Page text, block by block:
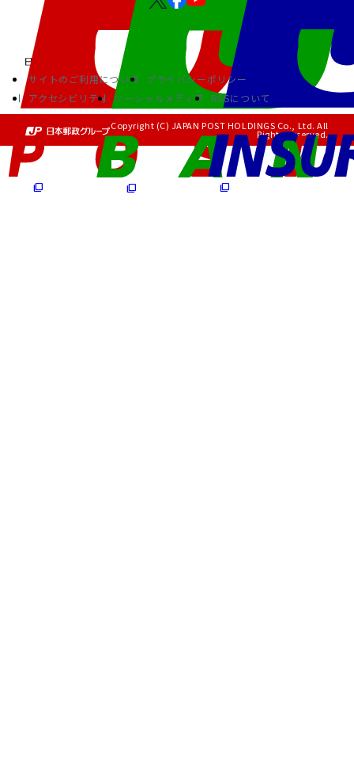
サイトのご利用について
プライバシーポリシー
アクセシビリティ
ソーシャルメディア RSSについて
Copyright (C) JAPAN POST HOLDINGS Co., Ltd. All
Rights Reserved.